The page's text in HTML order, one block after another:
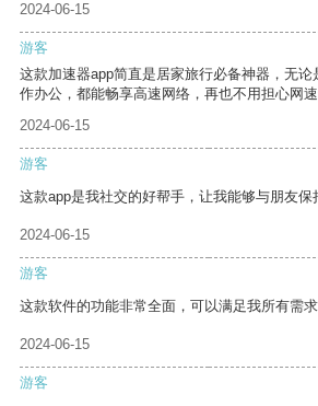
2024-06-15
游客
这款加速器app简直是居家旅行必备神器，无
作办公，都能畅享高速网络，再也不用担心网速
2024-06-15
游客
这款app是我社交的好帮手，让我能够与朋友保
2024-06-15
游客
这款软件的功能非常全面，可以满足我所有需求
2024-06-15
游客